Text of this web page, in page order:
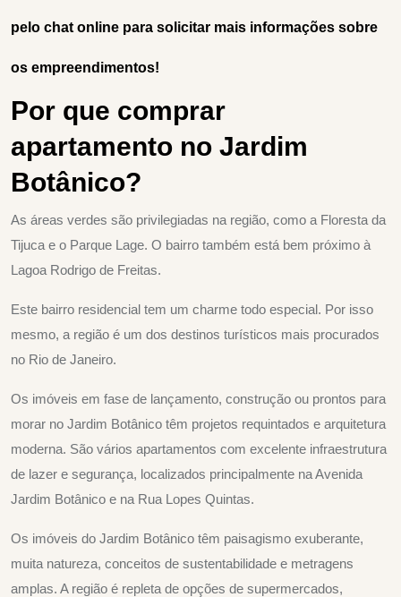
pelo chat online para solicitar mais informações sobre
os empreendimentos!
Por que comprar
apartamento no Jardim
Botânico?
As áreas verdes são privilegiadas na região, como a Floresta da
Tijuca e o Parque Lage. O bairro também está bem próximo à
Lagoa Rodrigo de Freitas.
Este bairro residencial tem um charme todo especial. Por isso
mesmo, a região é um dos destinos turísticos mais procurados
no Rio de Janeiro.
Os imóveis em fase de lançamento, construção ou prontos para
morar no Jardim Botânico têm projetos requintados e arquitetura
moderna. São vários apartamentos com excelente infraestrutura
de lazer e segurança, localizados principalmente na Avenida
Jardim Botânico e na Rua Lopes Quintas.
Os imóveis do Jardim Botânico têm paisagismo exuberante,
muita natureza, conceitos de sustentabilidade e metragens
amplas. A região é repleta de opções de supermercados,